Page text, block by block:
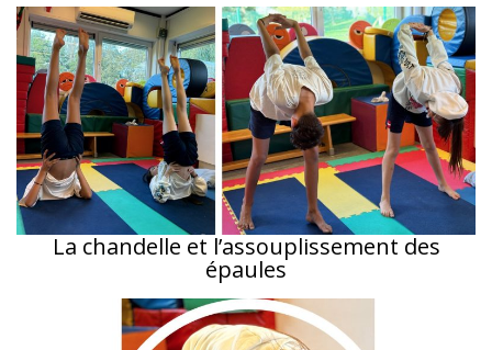
La chandelle et l’assouplissement des
épaules